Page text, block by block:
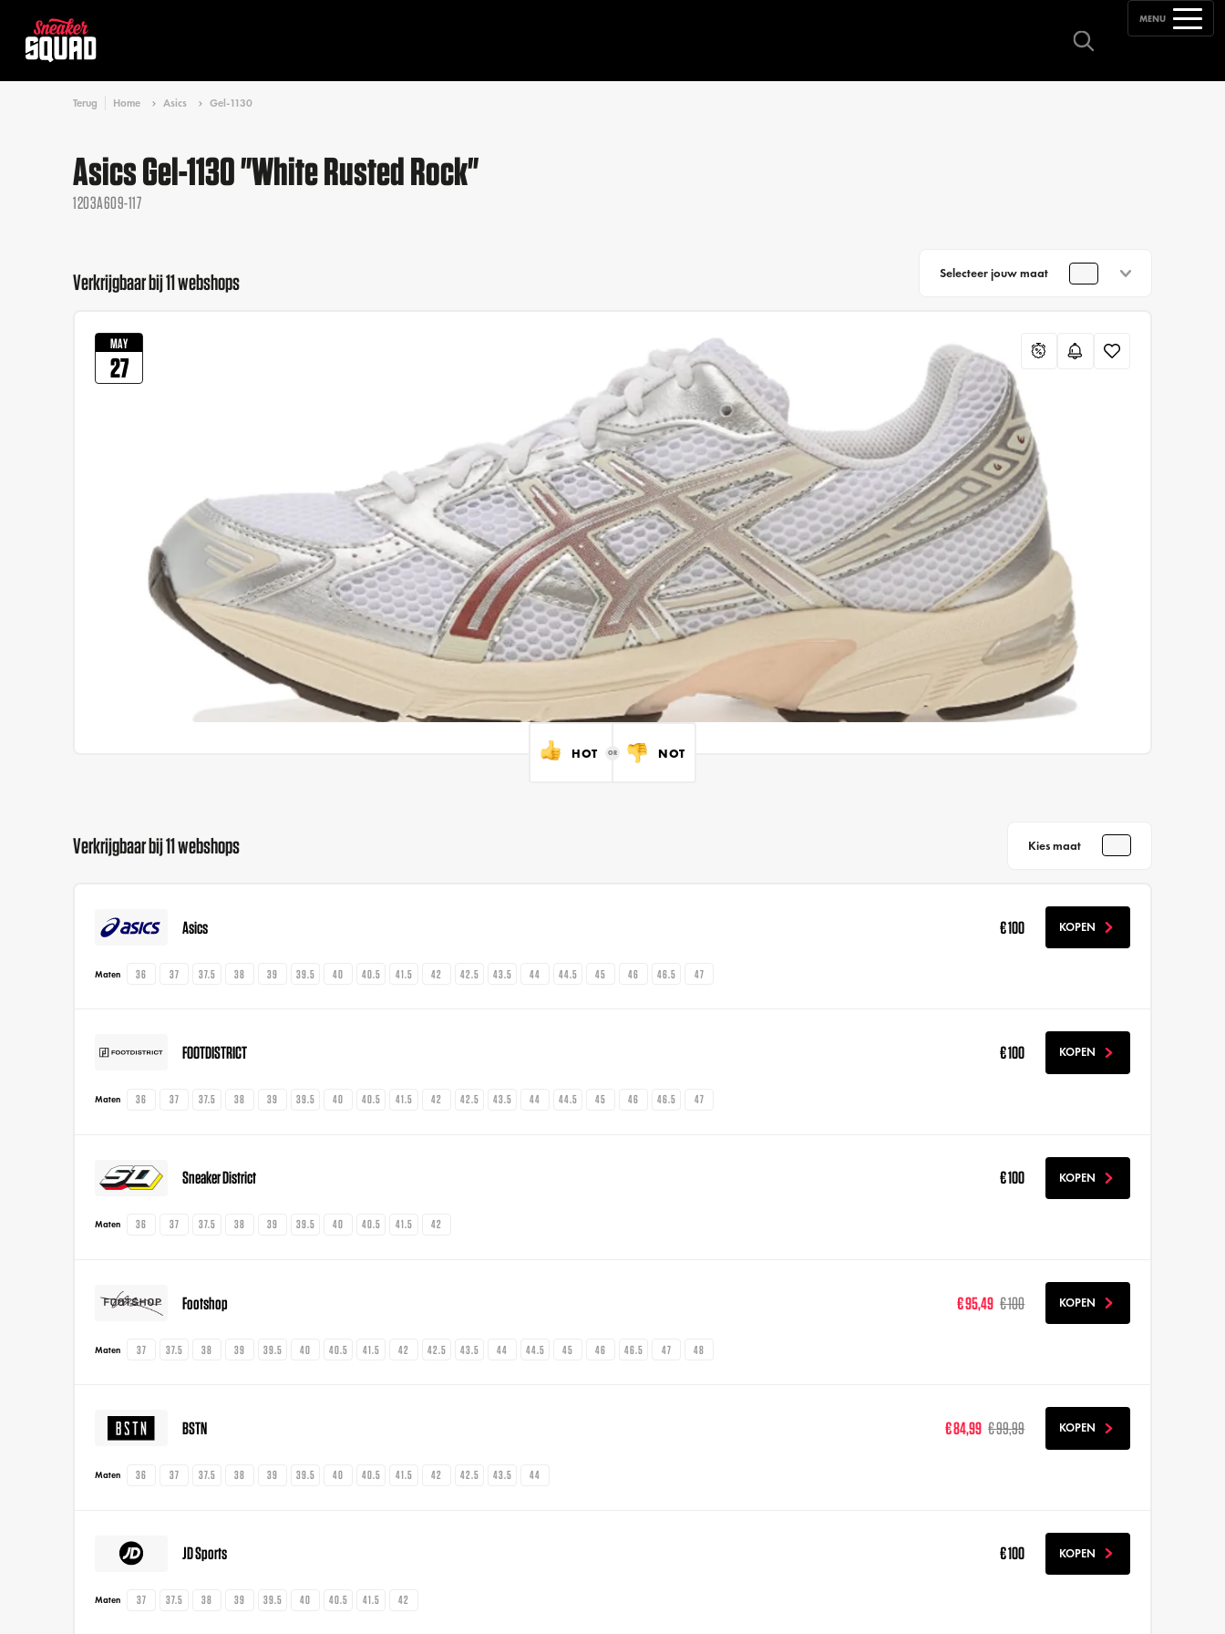
MENU
Terug Home Asics Gel-1130
Asics Gel-1130 "White Rusted Rock"
1203A609-117
Verkrijgbaar bij 11 webshops Selecteer jouw maat
MAY
27
HOT NOT
Verkrijgbaar bij 11 webshops Kies maat
Asics € 100 KOPEN
Maten 36 37 37.5 38 39 39.5 40 40.5 41.5 42 42.5 43.5 44 44.5 45 46 46.5 47
FOOTDISTRICT € 100 KOPEN
Maten 36 37 37.5 38 39 39.5 40 40.5 41.5 42 42.5 43.5 44 44.5 45 46 46.5 47
Sneaker District € 100 KOPEN
Maten 36 37 37.5 38 39 39.5 40 40.5 41.5 42
Footshop € 95,49 € 100 KOPEN
Maten 37 37.5 38 39 39.5 40 40.5 41.5 42 42.5 43.5 44 44.5 45 46 46.5 47 48
BSTN € 84,99 € 99,99 KOPEN
Maten 36 37 37.5 38 39 39.5 40 40.5 41.5 42 42.5 43.5 44
JD Sports € 100 KOPEN
Maten 37 37.5 38 39 39.5 40 40.5 41.5 42